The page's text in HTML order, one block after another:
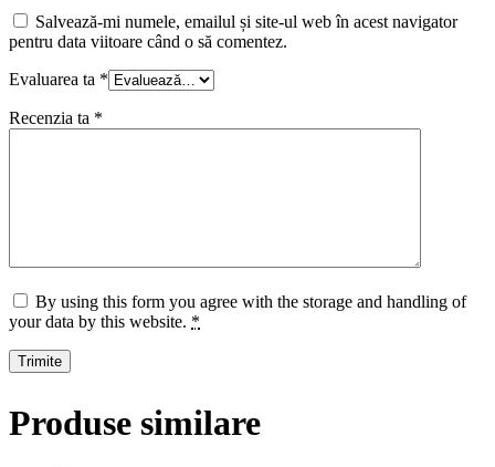
Salvează-mi numele, emailul și site-ul web în acest navigator
pentru data viitoare când o să comentez.
Evaluarea ta *
Recenzia ta *
By using this form you agree with the storage and handling of
your data by this website. *
Produse similare